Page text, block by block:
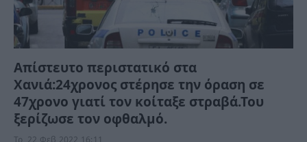
Απίστευτο περιστατικό στα
Χανιά:24χρονος στέρησε την όραση σε
47χρονο γιατί τον κοίταξε στραβά.Του
ξερίζωσε τον οφθαλμό.
Τρ, 22 Φεβ 2022 16:11